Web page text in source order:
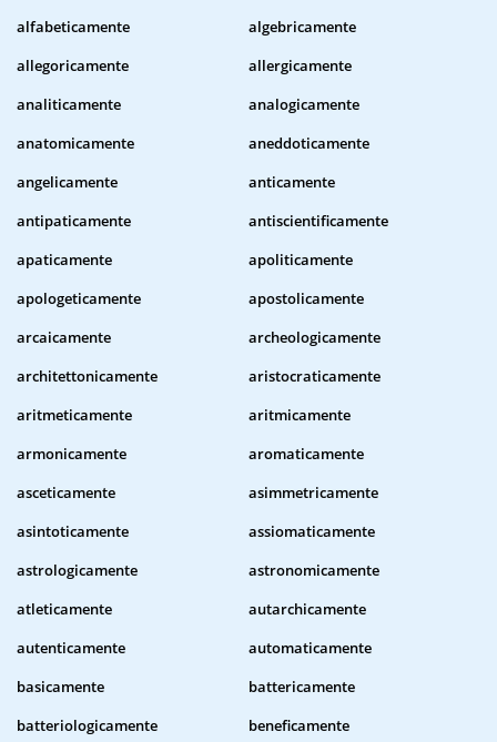
alfabeticamente
algebricamente
allegoricamente
allergicamente
analiticamente
analogicamente
anatomicamente
aneddoticamente
angelicamente
anticamente
antipaticamente
antiscientificamente
apaticamente
apoliticamente
apologeticamente
apostolicamente
arcaicamente
archeologicamente
architettonicamente
aristocraticamente
aritmeticamente
aritmicamente
armonicamente
aromaticamente
asceticamente
asimmetricamente
asintoticamente
assiomaticamente
astrologicamente
astronomicamente
atleticamente
autarchicamente
autenticamente
automaticamente
basicamente
battericamente
batteriologicamente
beneficamente